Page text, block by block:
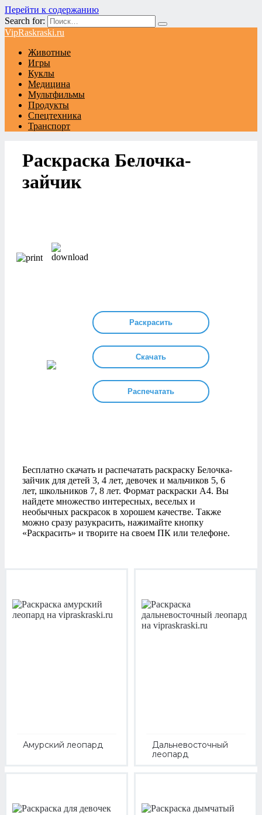
Перейти к содержанию
Search for:
VipRaskraski.ru
Животные
Игры
Куклы
Медицина
Мультфильмы
Продукты
Спецтехника
Транспорт
Раскраска Белочка-
зайчик
Раскрасить
Скачать
Распечатать
Бесплатно скачать и распечатать раскраску Белочка-
зайчик для детей 3, 4 лет, девочек и мальчиков 5, 6
лет, школьников 7, 8 лет. Формат раскраски А4. Вы
найдете множество интересных, веселых и
необычных раскрасок в хорошем качестве. Также
можно сразу разукрасить, нажимайте кнопку
«Раскрасить» и творите на своем ПК или телефоне.
Амурский леопард
Дальневосточный
леопард